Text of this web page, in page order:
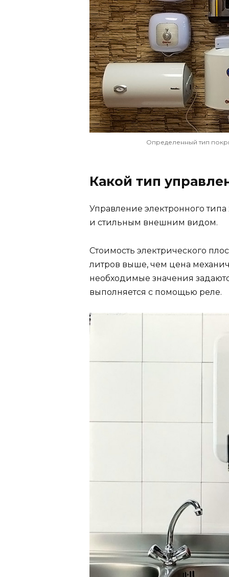
Определенный тип
Какой тип
Управление электронного
и стильным внешним видом.
Стоимость электрического
литров выше, чем цена
необходимые значения
выполняется с помощью реле.